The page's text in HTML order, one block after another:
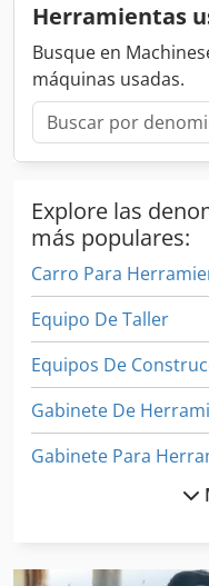
Herramientas
Busque en
máquinas usadas.
Explore las
más populares:
Carro Para
Equipo De Taller
Equipos De
Gabinete De
Gabinete Para
Herramienta De